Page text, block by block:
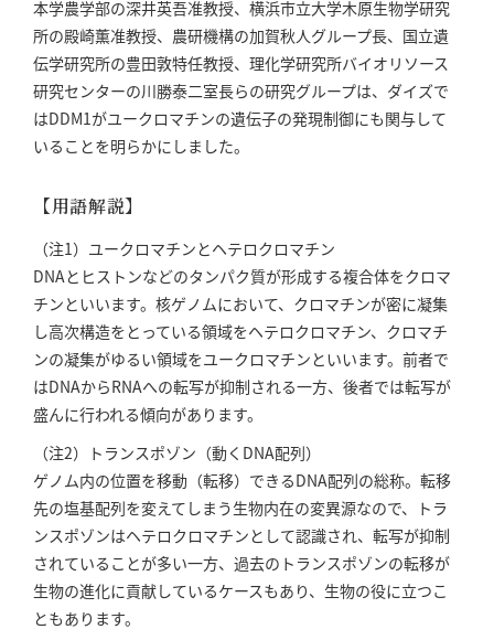
本学農学部の深井英吾准教授、横浜市立大学木原生物学研究
所の殿崎薫准教授、農研機構の加賀秋人グループ長、国立遺
伝学研究所の豊田敦特任教授、理化学研究所バイオリソース
研究センターの川勝泰二室長らの研究グループは、ダイズで
はDDM1がユークロマチンの遺伝子の発現制御にも関与して
いることを明らかにしました。
【用語解説】
（注1）ユークロマチンとヘテロクロマチン
DNAとヒストンなどのタンパク質が形成する複合体をクロマ
チンといいます。核ゲノムにおいて、クロマチンが密に凝集
し高次構造をとっている領域をヘテロクロマチン、クロマチ
ンの凝集がゆるい領域をユークロマチンといいます。前者で
はDNAからRNAへの転写が抑制される一方、後者では転写が
盛んに行われる傾向があります。
（注2）トランスポゾン（動くDNA配列）
ゲノム内の位置を移動（転移）できるDNA配列の総称。転移
先の塩基配列を変えてしまう生物内在の変異源なので、トラ
ンスポゾンはヘテロクロマチンとして認識され、転写が抑制
されていることが多い一方、過去のトランスポゾンの転移が
生物の進化に貢献しているケースもあり、生物の役に立つこ
ともあります。